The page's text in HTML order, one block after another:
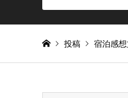
投稿 宿泊感想